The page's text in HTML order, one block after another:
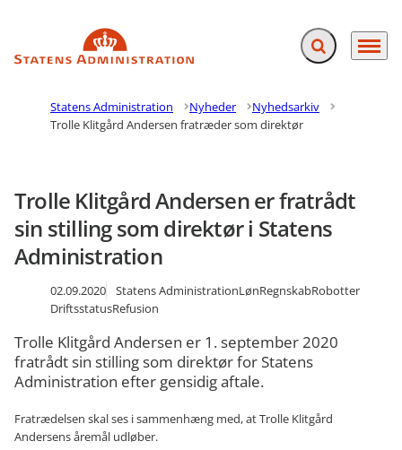
Gå til forsiden Fold søgefelt ud
Menu
Statens Administration Nyheder
Nyhedsarkiv
Trolle Klitgård Andersen fratræder som direktør
Trolle Klitgård Andersen er fratrådt
sin stilling som direktør i Statens
Administration
02.09.2020 Statens AdministrationLønRegnskabRobotter
DriftsstatusRefusion
Trolle Klitgård Andersen er 1. september 2020
fratrådt sin stilling som direktør for Statens
Administration efter gensidig aftale.
Fratrædelsen skal ses i sammenhæng med, at Trolle Klitgård
Andersens åremål udløber.